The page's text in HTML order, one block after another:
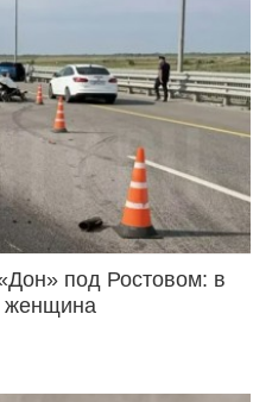
под Ростовом: в
женщина